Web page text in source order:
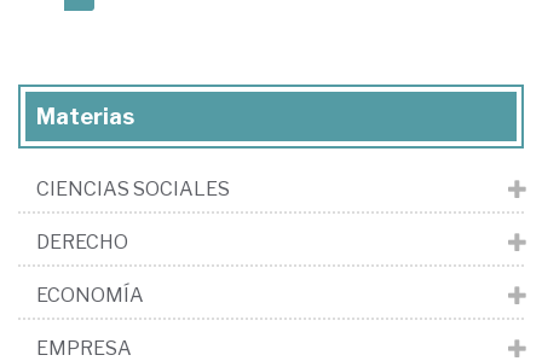
Materias
CIENCIAS SOCIALES
DERECHO
ECONOMÍA
EMPRESA